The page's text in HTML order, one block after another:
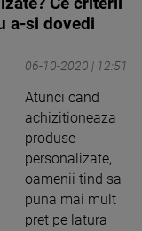
a-si dovedi
06-10-2020 | 12:51
Atunci cand
achizitioneaza
produse
personalizate,
oamenii tind sa
puna mai mult
pret pe latura